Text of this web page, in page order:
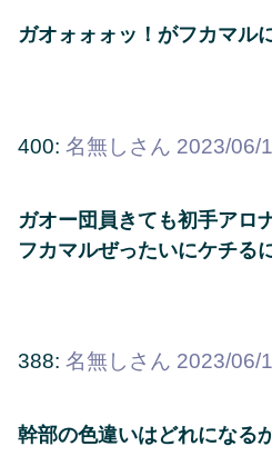
ガオォォォッ！がフカマル
400: 名無しさん 2023/06/
ガオー団員きても初手アロ
フカマルぜったいにケチる
388: 名無しさん 2023/06/
幹部の色違いはどれになる